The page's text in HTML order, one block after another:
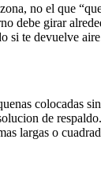
no el que
debe girar
si te devuelve
colocadas
de respaldo.
largas o